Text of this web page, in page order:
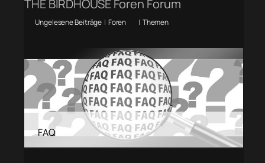
THE BIRDHOUSE Foren Forum
Ungelesene Beiträge | Foren | Themen
FAQ